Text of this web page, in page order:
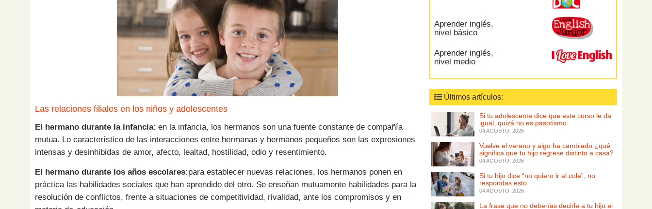
Las relaciones filiales en los niños y adolescentes
El hermano durante la infancia: en la infancia, los hermanos son una fuente constante de compañía
mutua. Lo característico de las interacciones entre hermanas y hermanos pequeños son las expresiones
intensas y desinhibidas de amor, afecto, lealtad, hostilidad, odio y resentimiento.
El hermano durante los años escolares:para establecer nuevas relaciones, los hermanos ponen en
práctica las habilidades sociales que han aprendido del otro. Se enseñan mutuamente habilidades para la
resolución de conflictos, frente a situaciones de competitividad, rivalidad, ante los compromisos y en
Aprender inglés,
nivel básico
Aprender inglés,
nivel medio
Últimos artículos:
Si tu adolescente dice que este curso le da
igual, quizá no es pasotismo
04 AGOSTO, 2026
Vuelve el verano y algo ha cambiado ¿qué
significa que tu hijo regrese distinto a casa?
04 AGOSTO, 2026
Si tu hijo dice “no quiero ir al cole”, no
respondas esto
04 AGOSTO, 2026
La frase que no deberías decirle a tu hijo el